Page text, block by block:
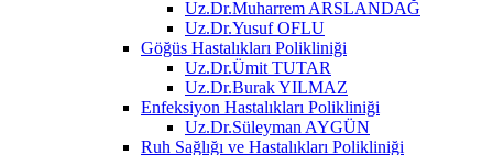
Uz.Dr.Muharrem ARSLANDAĞ
Uz.Dr.Yusuf OFLU
Göğüs Hastalıkları Polikliniği
Uz.Dr.Ümit TUTAR
Uz.Dr.Burak YILMAZ
Enfeksiyon Hastalıkları Polikliniği
Uz.Dr.Süleyman AYGÜN
Ruh Sağlığı ve Hastalıkları Polikliniği